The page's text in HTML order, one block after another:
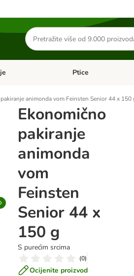
Traži
proizvode
Mačke Pregled kategorija:
Ptice
animonda vom Feinsten Senior 44 x 150
Ekonomično
pakiranje
animonda
vom
Feinsten
Senior 44 x
150 g
S purećim srcima
(0)
Ocijenite proizvod